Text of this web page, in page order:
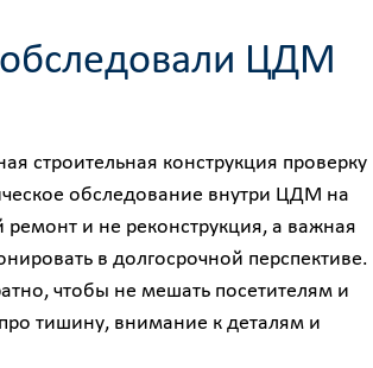
ЦДМ
строительная конструкция проверку
обследование внутри ЦДМ на
ремонт и не реконструкция, а важная
в долгосрочной перспективе.
чтобы не мешать посетителям и
тишину, внимание к деталям и